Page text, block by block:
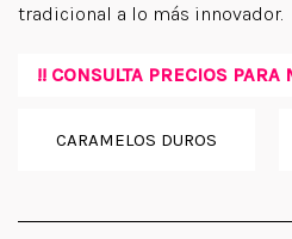
tradicional a lo más innovador.
!! CONSULTA PRECIOS PARA
CARAMELOS DUROS